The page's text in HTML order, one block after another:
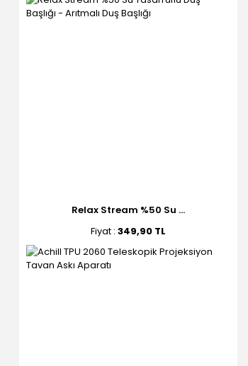
Relax Stream %50 Su ...
Fiyat : 349,90 TL